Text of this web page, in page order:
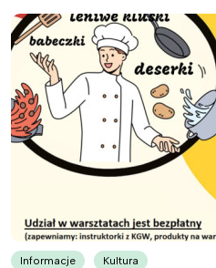
Informacje
Kultura